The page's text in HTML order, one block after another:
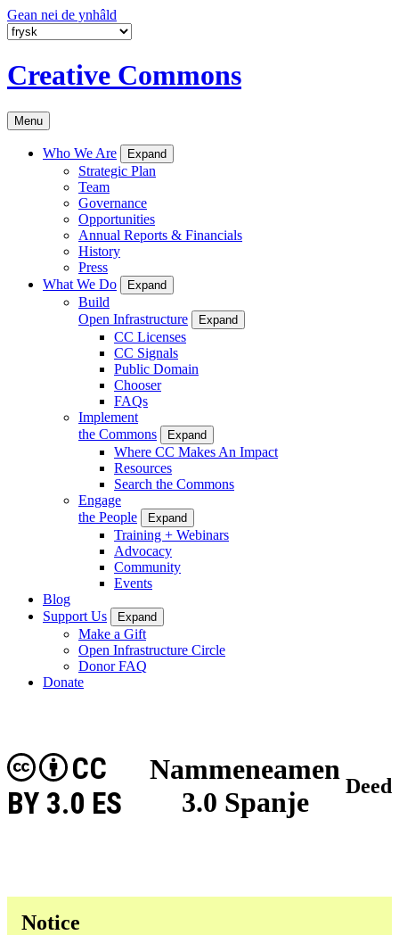
Gean nei de ynhâld
Creative Commons
Menu
Who We Are Expand
Strategic Plan
Team
Governance
Opportunities
Annual Reports & Financials
History
Press
What We Do
Expand
Build
Open Infrastructure
Expand
CC Licenses
CC Signals
Public Domain
Chooser
FAQs
Implement
the Commons
Expand
Where CC Makes An Impact
Resources
Search the Commons
Engage
the People
Expand
Training + Webinars
Advocacy
Community
Events
Blog
Support Us
Expand
Make a Gift
Open Infrastructure Circle
Donor FAQ
Donate
Nammeneamen
3.0 Spanje
CC
BY 3.0 ES
Deed
Notice